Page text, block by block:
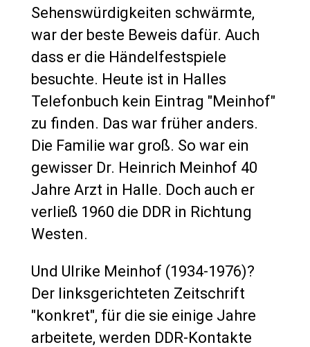
Sehenswürdigkeiten schwärmte,
war der beste Beweis dafür. Auch
dass er die Händelfestspiele
besuchte. Heute ist in Halles
Telefonbuch kein Eintrag "Meinhof"
zu finden. Das war früher anders.
Die Familie war groß. So war ein
gewisser Dr. Heinrich Meinhof 40
Jahre Arzt in Halle. Doch auch er
verließ 1960 die DDR in Richtung
Westen.
Und Ulrike Meinhof (1934-1976)?
Der linksgerichteten Zeitschrift
"konkret", für die sie einige Jahre
arbeitete, werden DDR-Kontakte